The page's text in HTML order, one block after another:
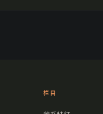
栏目